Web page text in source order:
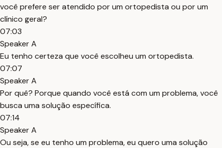
você prefere ser atendido por um ortopedista ou por um
clínico geral?
07:03
Speaker A
Eu tenho certeza que você escolheu um ortopedista.
07:07
Speaker A
Por quê? Porque quando você está com um problema, você
busca uma solução específica.
07:14
Speaker A
Ou seja, se eu tenho um problema, eu quero uma solução